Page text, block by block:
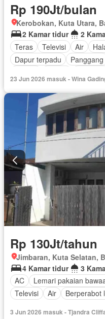
Rp 190Jt/bulan
Kerobokan, Kuta Utara,
2 Kamar tidur
2
Teras
Televisi Air
Dapur terpadu
Panggang
23 Jun 2026 masuk - Wina
Rp 130Jt/tahun
Jimbaran, Kuta Selatan,
4 Kamar tidur
3
AC
Lemari pakaian
Televisi
Air Berperabot
3 Jun 2026 masuk - Tjandra